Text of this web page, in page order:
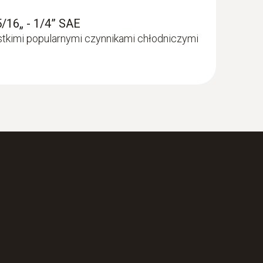
- 1/4” SAE
popularnymi czynnikami chłodniczymi